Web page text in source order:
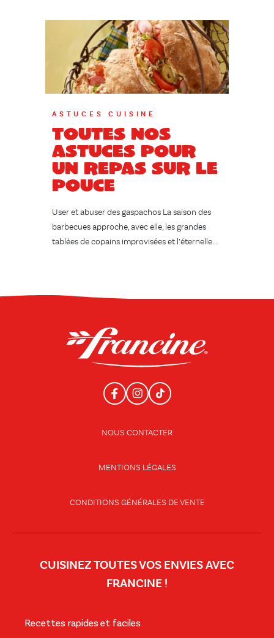
ASTUCES CUISINE
Toutes nos
astuces pour
un repas sur le
pouce
User et abuser des gaspachos La saison des
barbecues approche, avec elle, les grandes
tablées de copains improvisées et l’éternelle...
NOUS CONTACTER
MENTIONS LÉGALES
CONDITIONS GÉNÉRALES DE VENTE
CUISINEZ TOUTES VOS ENVIES AVEC
FRANCINE !
Recettes rapides et faciles